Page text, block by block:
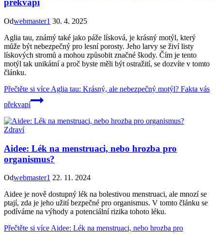
překvapí
Odwebmaster1 30. 4. 2025
Aglia tau, známý také jako páže lísková, je krásný motýl, který
může být nebezpečný pro lesní porosty. Jeho larvy se živí listy
lískových stromů a mohou způsobit značné škody. Čím je tento
motýl tak unikátní a proč byste měli být ostražití, se dozvíte v tomto
článku.
Přečtěte si více Aglia tau: Krásný, ale nebezpečný motýl? Fakta vás
překvapí
Zdraví
Aidee: Lék na menstruaci, nebo hrozba pro
organismus?
Odwebmaster1 22. 11. 2024
Aidee je nově dostupný lék na bolestivou menstruaci, ale mnozí se
ptají, zda je jeho užití bezpečné pro organismus. V tomto článku se
podíváme na výhody a potenciální rizika tohoto léku.
Přečtěte si více Aidee: Lék na menstruaci, nebo hrozba pro